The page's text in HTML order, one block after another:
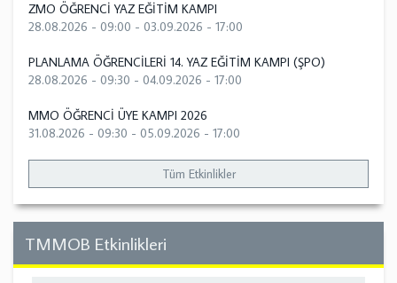
ZMO ÖĞRENCİ YAZ EĞİTİM KAMPI
28.08.2026 - 09:00 - 03.09.2026 - 17:00
PLANLAMA ÖĞRENCİLERİ 14. YAZ EĞİTİM KAMPI (ŞPO)
28.08.2026 - 09:30 - 04.09.2026 - 17:00
MMO ÖĞRENCİ ÜYE KAMPI 2026
31.08.2026 - 09:30 - 05.09.2026 - 17:00
Tüm Etkinlikler
TMMOB Etkinlikleri